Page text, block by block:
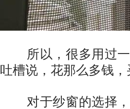
所以，很多用过一
吐槽说，花那么多钱
对于纱窗的选择，